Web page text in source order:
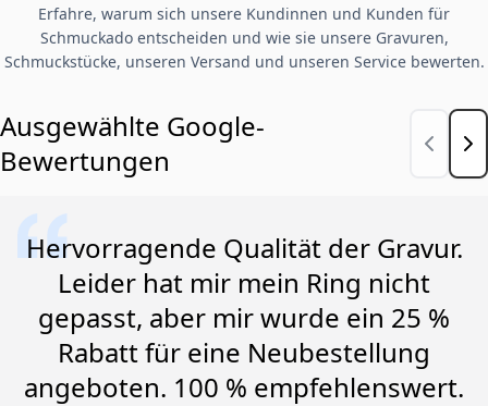
Erfahre, warum sich unsere Kundinnen und Kunden für
Schmuckado entscheiden und wie sie unsere Gravuren,
Schmuckstücke, unseren Versand und unseren Service bewerten.
Ausgewählte Google-
Bewertungen
Hervorragende Qualität der Gravur.
Leider hat mir mein Ring nicht
gepasst, aber mir wurde ein 25 %
Rabatt für eine Neubestellung
angeboten. 100 % empfehlenswert.